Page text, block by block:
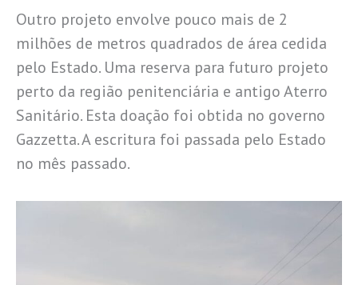
Outro projeto envolve pouco mais de 2
milhões de metros quadrados de área cedida
pelo Estado. Uma reserva para futuro projeto
perto da região penitenciária e antigo Aterro
Sanitário. Esta doação foi obtida no governo
Gazzetta. A escritura foi passada pelo Estado
no mês passado.